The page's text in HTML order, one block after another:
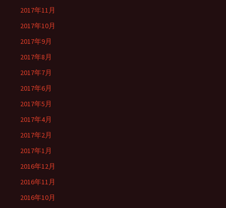
2017年11月
2017年10月
2017年9月
2017年8月
2017年7月
2017年6月
2017年5月
2017年4月
2017年2月
2017年1月
2016年12月
2016年11月
2016年10月